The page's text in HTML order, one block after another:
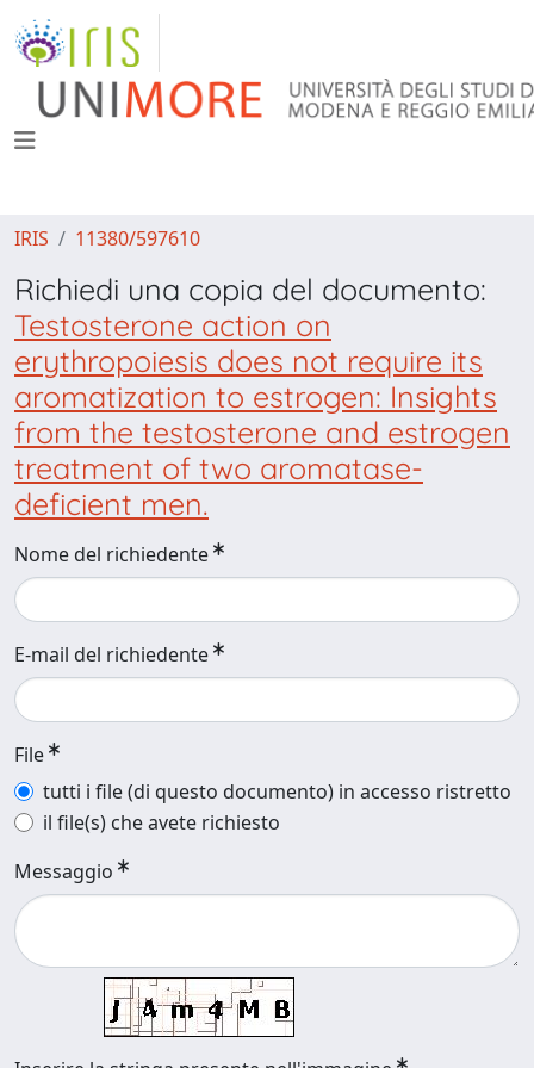
IRIS 11380/597610
Richiedi una copia del documento:
Testosterone action on
erythropoiesis does not require its
aromatization to estrogen: Insights
from the testosterone and estrogen
treatment of two aromatase-
deficient men.
Nome del richiedente
E-mail del richiedente
File
tutti i file (di questo documento) in accesso ristretto
il file(s) che avete richiesto
Messaggio